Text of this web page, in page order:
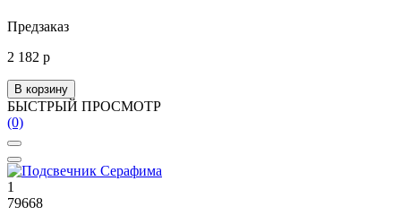
Предзаказ
2 182 р
В корзину
БЫСТРЫЙ ПРОСМОТР
(0)
1
79668